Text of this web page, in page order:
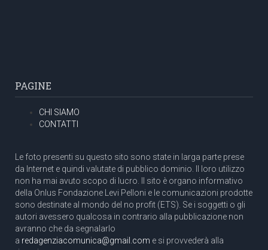
PAGINE
CHI SIAMO
CONTATTI
Le foto presenti su questo sito sono state in larga parte prese
da Internet e quindi valutate di pubblico dominio. Il loro utilizzo
non ha mai avuto scopo di lucro. Il sito è organo informativo
della Onlus Fondazione Levi Pelloni e le comunicazioni prodotte
sono destinate al mondo del no profit (ETS). Se i soggetti o gli
autori avessero qualcosa in contrario alla pubblicazione non
avranno che da segnalarlo
a redagenziacomunica@gmail.com e si provvederà alla